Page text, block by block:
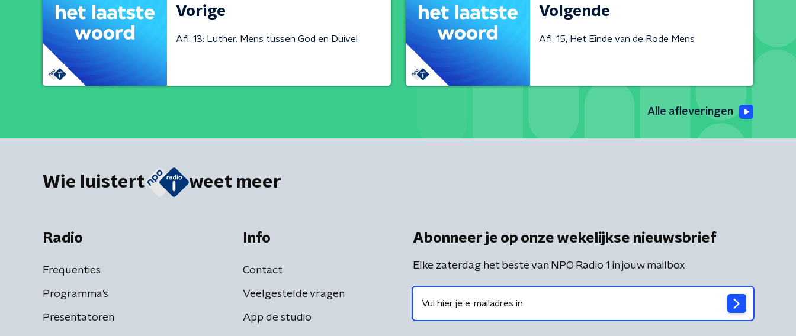
Vorige
Afl. 13: Luther. Mens tussen God en Duivel
Volgende
Afl. 15, Het Einde van de Rode Mens
Alle afleveringen
Wie luistert weet meer
Radio
Frequenties
Programma's
Presentatoren
Info
Contact
Veelgestelde vragen
App de studio
Abonneer je op onze wekelijkse nieuwsbrief
Elke zaterdag het beste van NPO Radio 1 in jouw mailbox